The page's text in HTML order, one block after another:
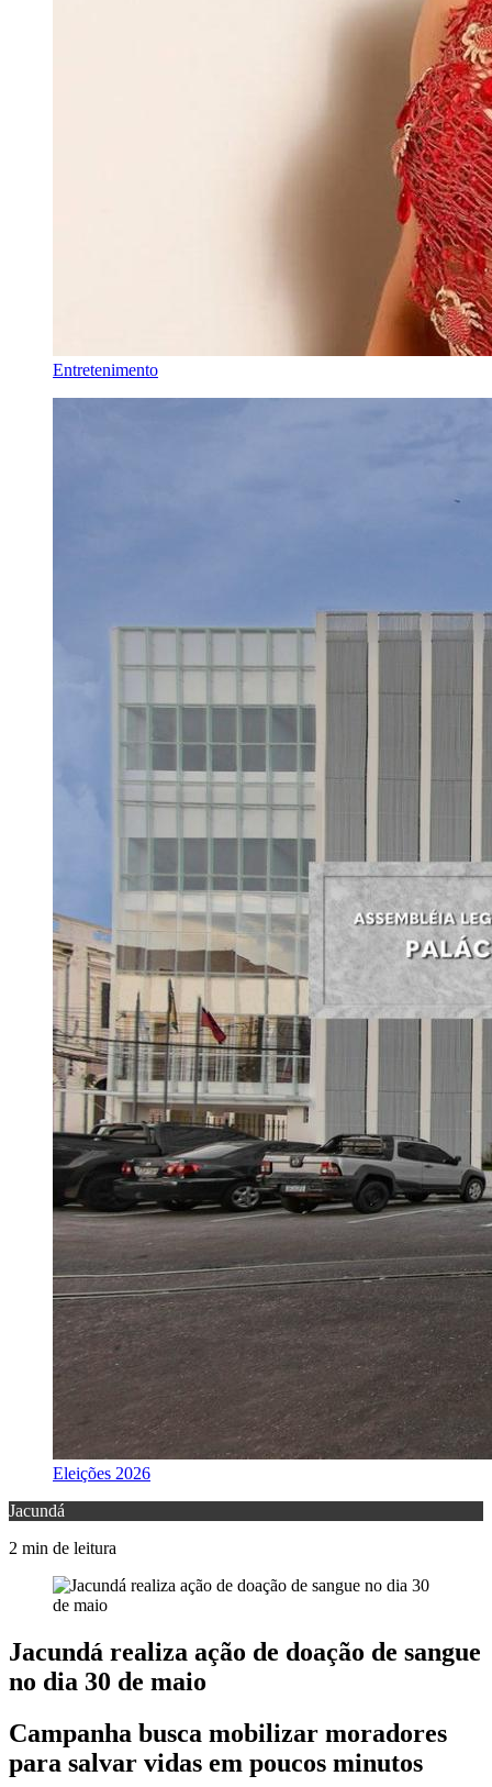
Entretenimento
Eleições 2026
Jacundá
2 min de leitura
Jacundá realiza ação de doação de sangue
no dia 30 de maio
Campanha busca mobilizar moradores
para salvar vidas em poucos minutos